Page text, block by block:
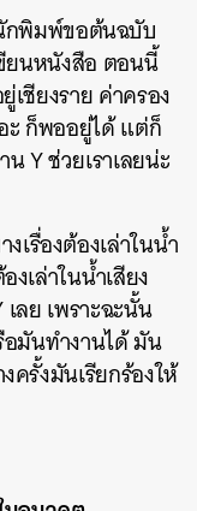
กพิมพ์ขอต้นฉบับ
ขียนหนังสือ ตอนนี้
เชียงราย ค่าครอง
ะ ก็พออยู่ได้ แต่ก็
Y ช่วยเราเลยน่ะ
เรื่องต้องเล่าในน้ำ
เล่าในน้ำเสียง
เลย เพราะฉะนั้น
อมันทำงานได้ มัน
รั้งมันเรียกร้องให้